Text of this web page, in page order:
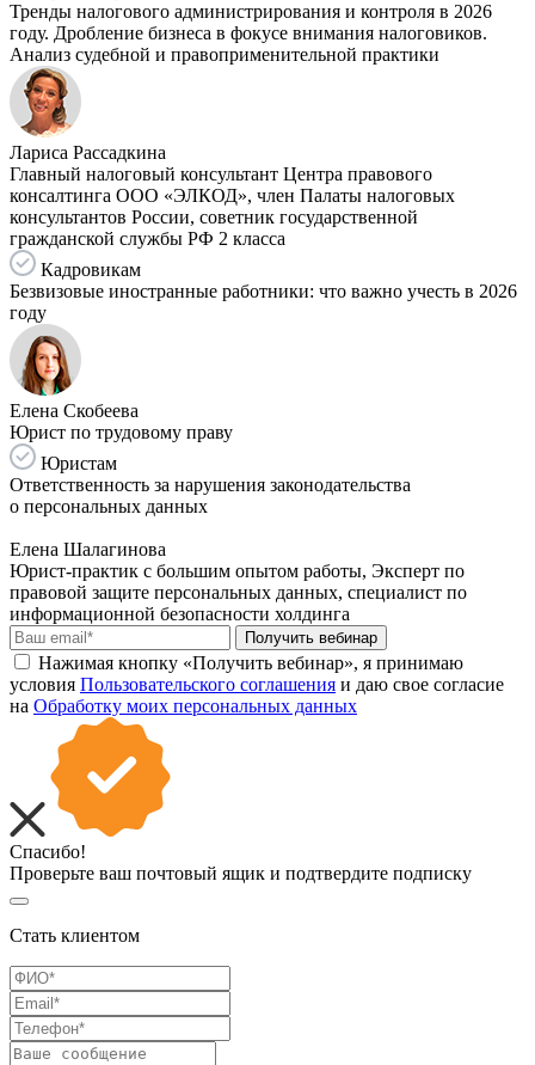
Тренды налогового администрирования и контроля в 2026
году. Дробление бизнеса в фокусе внимания налоговиков.
Анализ судебной и правоприменительной практики
Лариса Рассадкина
Главный налоговый консультант Центра правового
консалтинга ООО «ЭЛКОД», член Палаты налоговых
консультантов России, советник государственной
гражданской службы РФ 2 класса
Кадровикам
Безвизовые иностранные работники: что важно учесть в 2026
году
Елена Скобеева
Юрист по трудовому праву
Юристам
Ответственность за нарушения законодательства
о персональных данных
Елена Шалагинова
Юрист-практик с большим опытом работы, Эксперт по
правовой защите персональных данных, специалист по
информационной безопасности холдинга
Получить вебинар
Нажимая кнопку «Получить вебинар», я принимаю
условия Пользовательского соглашения и даю свое согласие
на Обработку моих персональных данных
Спасибо!
Проверьте ваш почтовый ящик и подтвердите подписку
Стать клиентом